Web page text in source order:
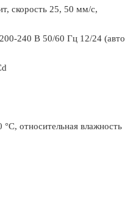
скорость 25, 50 мм/с,
240 В 50/60 Гц 12/24 (авто
°С, относительная влажность